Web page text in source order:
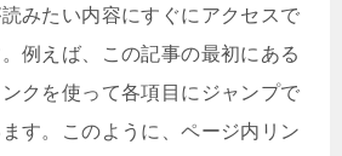
みたい内容にすぐにアクセスで
例えば、この記事の最初にある
クを使って各項目にジャンプで
す。このように、ページ内リン